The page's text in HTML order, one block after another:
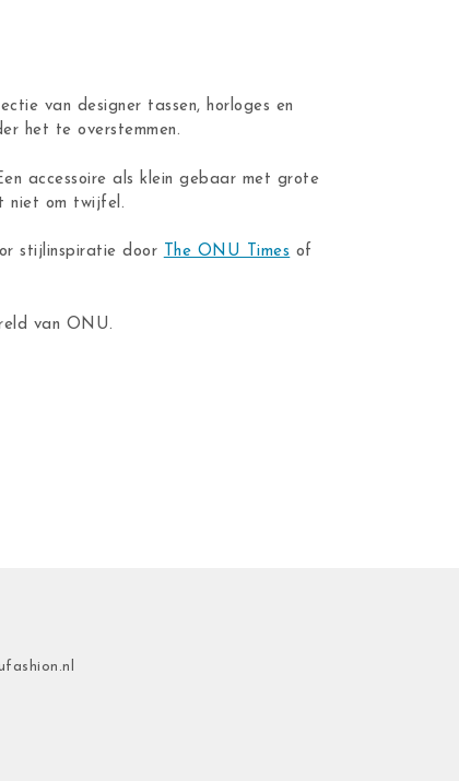
van designer tassen, horloges en
het te overstemmen.
accessoire als klein gebaar met grote
niet om twijfel.
stijlinspiratie door The ONU Times of
van ONU.